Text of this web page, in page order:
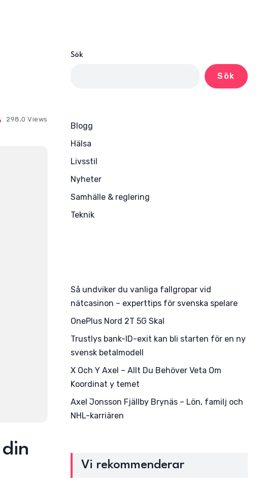
298,0 Views
Sök
Sök
Blogg
Hälsa
Livsstil
Nyheter
Samhälle & reglering
Teknik
Så undviker du vanliga fallgropar vid
nätcasinon – experttips för svenska spelare
OnePlus Nord 2T 5G Skal
Trustlys bank-ID-exit kan bli starten för en ny
svensk betalmodell
X Och Y Axel – Allt Du Behöver Veta Om
Koordinat y temet
Axel Jonsson Fjällby Brynäs – Lön, familj och
NHL-karriären
Vi rekommenderar